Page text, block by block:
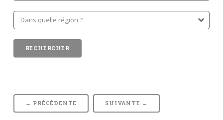
← PRÉCÉDENTE SUIVANTE →